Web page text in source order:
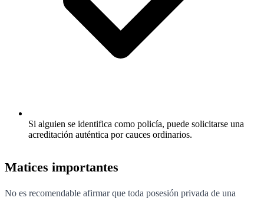
Si alguien se identifica como policía, puede solicitarse una
acreditación auténtica por cauces ordinarios.
Matices importantes
No es recomendable afirmar que toda posesión privada de una